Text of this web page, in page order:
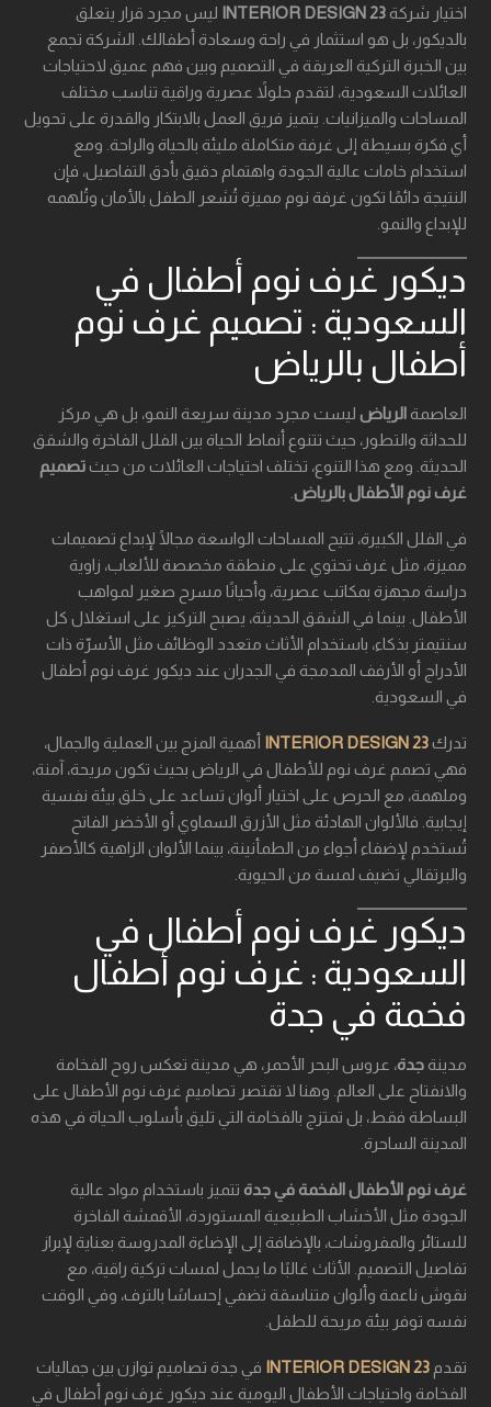
اختيار شركة 23 INTERIOR DESIGN
ليس مجرد قرار يتعلق
بالديكور، بل هو استثمار في راحة وسعادة أطفالك. الشركة تجمع
بين الخبرة التركية العريقة في التصميم وبين فهم عميق لاحتياجات
العائلات السعودية، لتقدم حلولاً عصرية وراقية تناسب مختلف
المساحات والميزانيات. يتميز فريق العمل بالابتكار والقدرة على تحويل
أي فكرة بسيطة إلى غرفة متكاملة مليئة بالحياة والراحة. ومع
استخدام خامات عالية الجودة واهتمام دقيق بأدق التفاصيل، فإن
النتيجة دائمًا تكون غرفة نوم مميزة تُشعر الطفل بالأمان وتُلهمه
للإبداع والنمو.
ديكور غرف نوم أطفال في
السعودية : تصميم غرف نوم
أطفال بالرياض
العاصمة الرياض ليست مجرد مدينة سريعة النمو، بل هي مركز
للحداثة والتطور، حيث تتنوع أنماط الحياة بين الفلل الفاخرة والشقق
الحديثة. ومع هذا التنوع، تختلف احتياجات العائلات من حيثتصميم
غرف نوم الأطفال بالرياض
في الفلل الكبيرة، تتيح المساحات الواسعة مجالًا لإبداع تصميمات
مميزة، مثل غرف تحتوي على منطقة مخصصة للألعاب، زاوية
دراسة مجهزة بمكاتب عصرية، وأحيانًا مسرح صغير لمواهب
الأطفال. بينما في الشقق الحديثة، يصبح التركيز على استغلال كل
سنتيمتر بذكاء، باستخدام الأثاث متعدد الوظائف مثل الأسرّة ذات
الأدراج أو الأرفف المدمجة في الجدران عند ديكور غرف نوم أطفال
في السعودية.
تدرك23 INTERIOR DESIGN
أهمية المزج بين العملية والجمال،
فهي تصمم غرف نوم للأطفال في الرياض بحيث تكون مريحة، آمنة،
وملهمة، مع الحرص على اختيار ألوان تساعد على خلق بيئة نفسية
إيجابية. فالألوان الهادئة مثل الأزرق السماوي أو الأخضر الفاتح
تُستخدم لإضفاء أجواء من الطمأنينة، بينما الألوان الزاهية كالأصفر
والبرتقالي تضيف لمسة من الحيوية.
ديكور غرف نوم أطفال في
السعودية : غرف نوم أطفال
فخمة في جدة
مدينة جدة، عروس البحر الأحمر، هي مدينة تعكس روح الفخامة
والانفتاح على العالم. وهنا لا تقتصر تصاميم غرف نوم الأطفال على
البساطة فقط، بل تمتزج بالفخامة التي تليق بأسلوب الحياة في هذه
المدينة الساحرة.
غرف نوم الأطفال الفخمة في جدة تتميز باستخدام مواد عالية
الجودة مثل الأخشاب الطبيعية المستوردة، الأقمشة الفاخرة
للستائر والمفروشات، بالإضافة إلى الإضاءة المدروسة بعناية لإبراز
تفاصيل التصميم. الأثاث غالبًا ما يحمل لمسات تركية راقية، مع
نقوش ناعمة وألوان متناسقة تضفي إحساسًا بالترف، وفي الوقت
نفسه توفر بيئة مريحة للطفل.
تقدم 23 INTERIOR DESIGN
في جدة تصاميم توازن بين جماليات
الفخامة واحتياجات الأطفال اليومية عند ديكور غرف نوم أطفال في